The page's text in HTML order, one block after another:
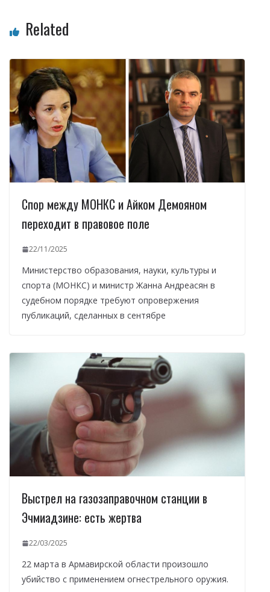
Related
Спор между МОНКС и Айком Демояном
переходит в правовое поле
22/11/2025
Министерство образования, науки, культуры и
спорта (МОНКС) и министр Жанна Андреасян в
судебном порядке требуют опровержения
публикаций, сделанных в сентябре
Выстрел на газозаправочном станции в
Эчмиадзине: есть жертва
22/03/2025
22 марта в Армавирской области произошло
убийство с применением огнестрельного оружия.